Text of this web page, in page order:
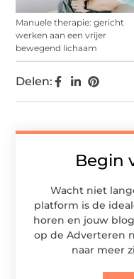
Manuele therapie: gericht
werken aan een vrijer
bewegend lichaam
Begin
Wacht niet
platform is de
horen en jouw
op de Adverteren
naar meer
Delen: